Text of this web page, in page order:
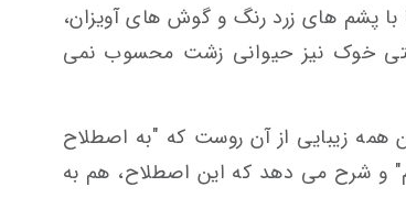
با پشم های زرد رنگ و گوش های آویزان،
خوک نیز حیوانی زشت محسوب نمی
زیبایی از آن روست که "به اصطلاح
و شرح می دهد که این اصطلاح، هم به